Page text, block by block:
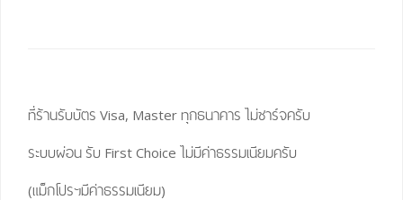
ที่ร้านรับบัตร Visa, Master ทุกธนาคาร ไม่ชาร์จครับ
ระบบผ่อน รับ First Choice ไม่มีค่าธรรมเนียมครับ
(แม็กโปรฯมีค่าธรรมเนียม)